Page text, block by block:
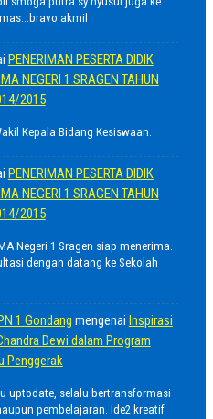
akmil
PENERIMAN PESERTA DIDIK
NEGERI 1 SRAGEN TAHUN
2015
Kepala Bidang Kesiswaan.
PENERIMAN PESERTA DIDIK
NEGERI 1 SRAGEN TAHUN
2015
Negeri 1 Sragen siap menerima.
dengan datang ke Sekolah
1 Gondang mengenai Inspirasi
Dewi dalam Program
Penggerak
uptodate, selalu bertransformasi
pembelajaran. Ide2 kreatif